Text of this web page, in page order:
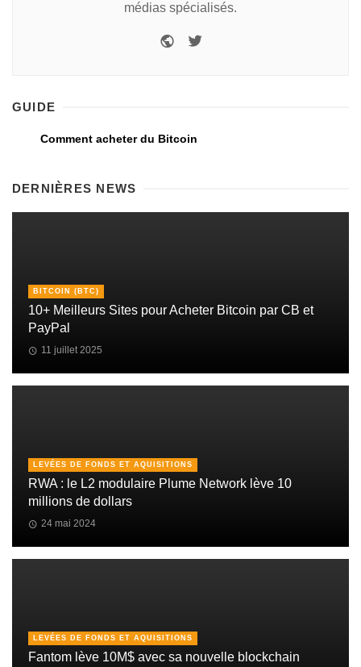
médias spécialisés.
GUIDE
Comment acheter du Bitcoin
DERNIÈRES NEWS
BITCOIN (BTC)
10+ Meilleurs Sites pour Acheter Bitcoin par CB et
PayPal
11 juillet 2025
LEVÉES DE FONDS ET AQUISITIONS
RWA : le L2 modulaire Plume Network lève 10
millions de dollars
24 mai 2024
LEVÉES DE FONDS ET AQUISITIONS
Fantom lève 10M$ avec sa nouvelle blockchain